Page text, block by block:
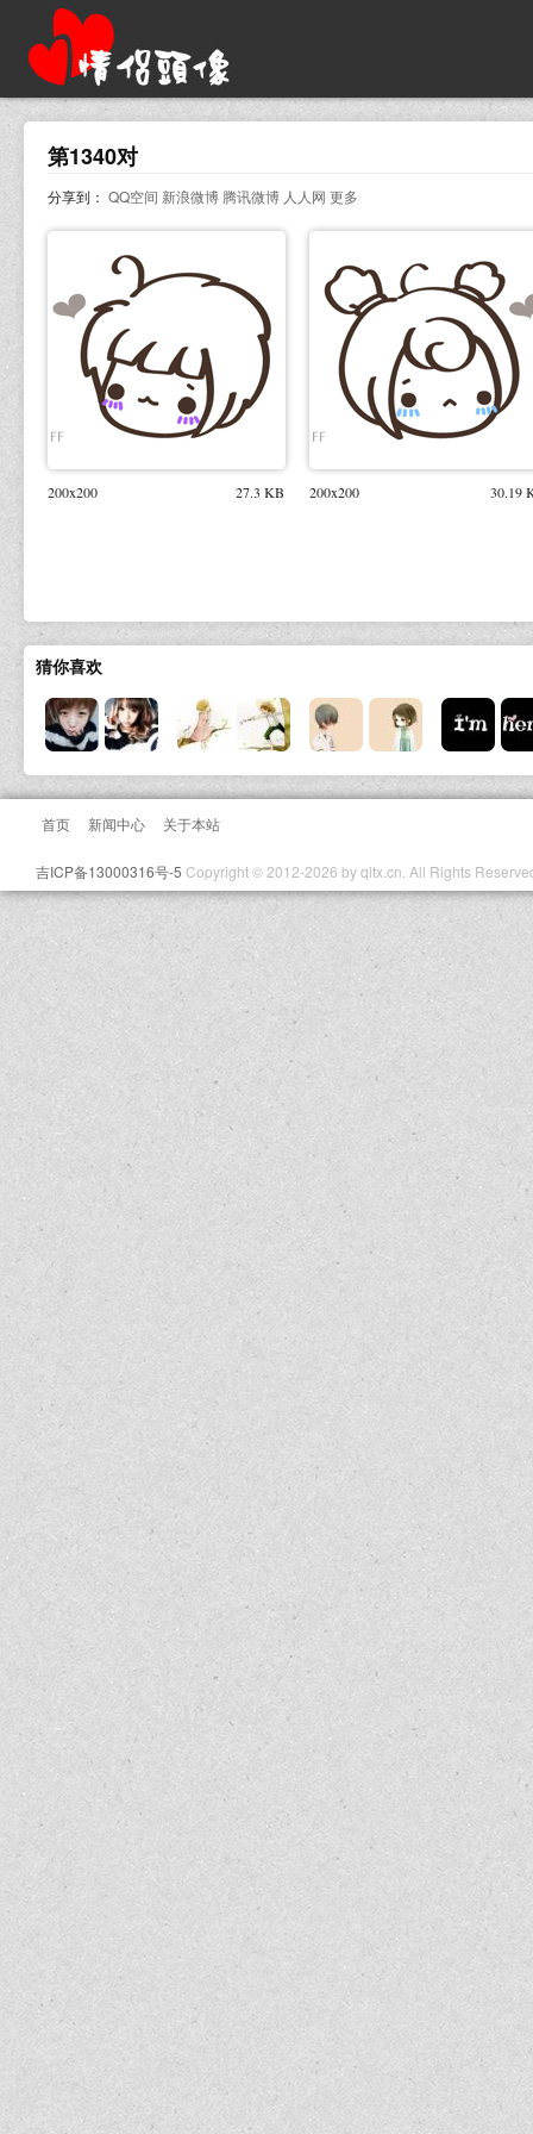
第1340对
分享到： QQ空间 新浪微博 腾讯微博 人人网 更多
200x200 27.3 KB 200x200 30.19
猜你喜欢
首页 新闻中心 关于本站
吉ICP备13000316号-5 Copyright © 2012-2026 by qltx.cn. All Rights